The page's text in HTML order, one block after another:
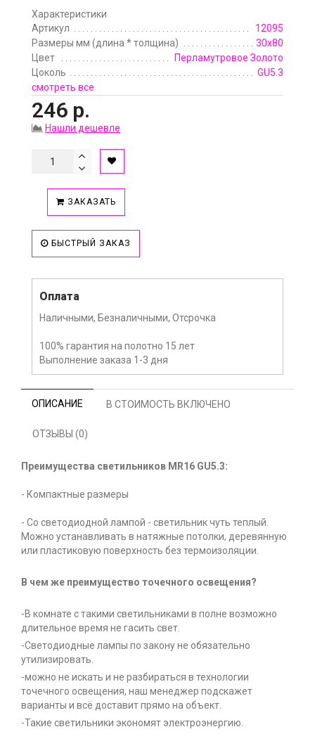
Характеристики
Артикул
12095
Размеры мм (длина * толщина)
30x80
Цвет
Перламутровое Золото
Цоколь
GU5.3
смотреть все
246 р.
Нашли дешевле
ЗАКАЗАТЬ
БЫСТРЫЙ ЗАКАЗ
Оплата
Наличными, Безналичными, Отсрочка
100% гарантия на полотно 15 лет
Выполнение заказа 1-3 дня
ОПИСАНИЕ В СТОИМОСТЬ ВКЛЮЧЕНО
ОТЗЫВЫ (0)
Преимущества светильников MR16 GU5.3:
- Компактные размеры
- Со светодиодной лампой - светильник чуть теплый.
Можно устанавливать в натяжные потолки, деревянную
или пластиковую поверхность без термоизоляции.
В чем же преимущество точечного освещения?
-В комнате с такими светильниками в полне возможно
длительное время не гасить свет.
-Светодиодные лампы по закону не обязательно
утилизировать.
-можно не искать и не разбираться в технологии
точечного освещения, наш менеджер подскажет
варианты и всё доставит прямо на объект.
-Такие светильники экономят электроэнергию.